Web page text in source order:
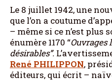
Le 8 juillet 1942, une
que l’on a coutume
– même si ce n’est plus
énumère 1170 “Ouvrages
désirables”.
René PHILIPPON,
éditeurs, qui écrit –